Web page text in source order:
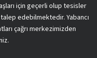
için geçerli olup tesisler
edebilmektedir. Yabancı
çağrı merkezimizden